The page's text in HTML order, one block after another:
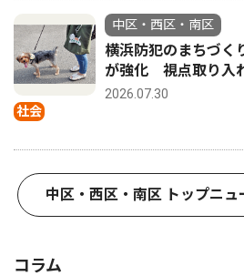
社会
中区・西区・南区
横浜防犯のまちづ
が強化 視点取り入
2026.07.30
中区・西区・南区 トップニュ
コラム